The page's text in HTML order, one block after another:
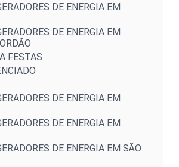
DE ENERGIA EM
DE ENERGIA EM
FESTAS
DE ENERGIA EM
DE ENERGIA EM
DE ENERGIA EM SÃO